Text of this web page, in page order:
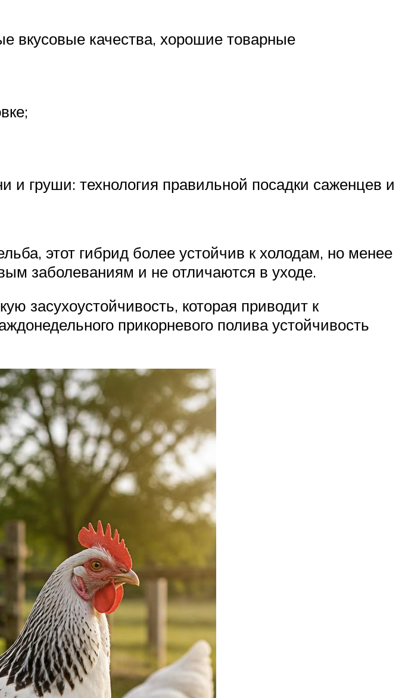
вкусовые качества, хорошие товарные
и груши: технология правильной посадки саженцев и
этот гибрид более устойчив к холодам, но менее
заболеваниям и не отличаются в уходе.
засухоустойчивость, которая приводит к
прикорневого полива устойчивость